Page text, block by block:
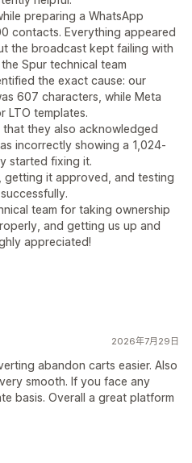
preparing a WhatsApp
contacts. Everything appeared
the broadcast kept failing with
Spur technical team
the exact cause: our
607 characters, while Meta
LTO templates.
that they also acknowledged
incorrectly showing a 1,024-
started fixing it.
getting it approved, and testing
team for taking ownership
and getting us up and
appreciated!
2026年7月29日
abandon carts easier. Also
smooth. If you face any
basis. Overall a great platform